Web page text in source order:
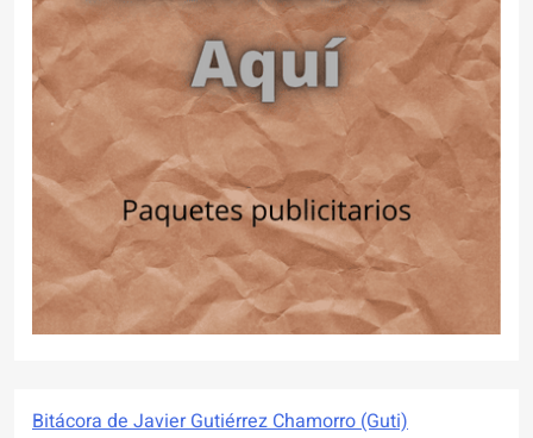
Bitácora de Javier Gutiérrez Chamorro (Guti)